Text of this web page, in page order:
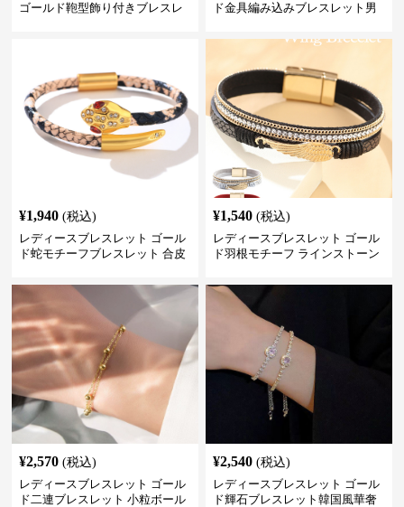
ゴールド鞄型飾り付きブレスレ
ド金具編み込みブレスレット男
¥1,940 (税込)
レディースブレスレット ゴール
ド蛇モチーフブレスレット 合皮
¥1,540 (税込)
レディースブレスレット ゴール
ド羽根モチーフ ラインストーン
¥2,570 (税込)
レディースブレスレット ゴール
ド二連ブレスレット 小粒ボール
¥2,540 (税込)
レディースブレスレット ゴール
ド輝石ブレスレット韓国風華奢